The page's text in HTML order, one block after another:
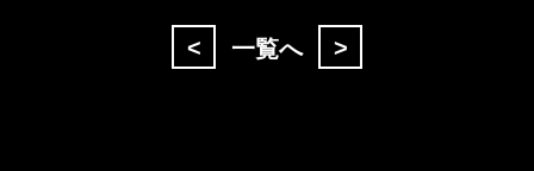
< 一覧へ >